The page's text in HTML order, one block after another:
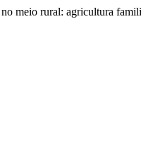
meio rural: agricultura